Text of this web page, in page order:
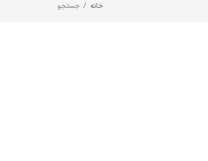
خانه جستجو